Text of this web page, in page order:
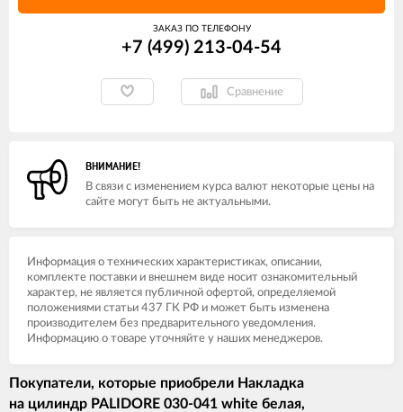
ЗАКАЗ ПО ТЕЛЕФОНУ
+7 (499) 213-04-54​
Сравнение
ВНИМАНИЕ!
В связи с изменением курса валют некоторые цены на
сайте могут быть не актуальными.
Информация о технических характеристиках, описании,
комплекте поставки и внешнем виде носит ознакомительный
характер, не является публичной офертой, определяемой
положениями статьи 437 ГК РФ и может быть изменена
производителем без предварительного уведомления.
Информацию о товаре уточняйте у наших менеджеров.
Покупатели, которые приобрели Накладка
на цилиндр PALIDORE 030-041 white белая,